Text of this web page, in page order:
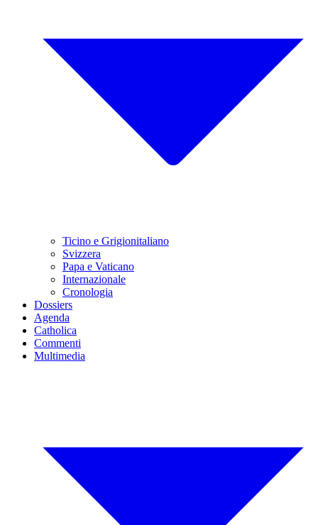
Ticino e Grigionitaliano
Svizzera
Papa e Vaticano
Internazionale
Cronologia
Dossiers
Agenda
Catholica
Commenti
Multimedia